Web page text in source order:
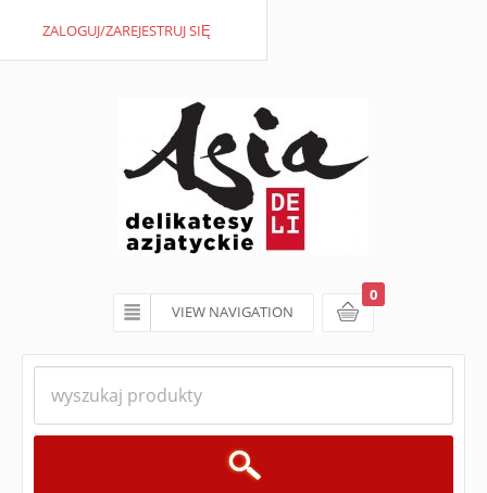
VIEW NAVIGATION
ZALOGUJ/ZAREJESTRUJ SIĘ
koszyk
0